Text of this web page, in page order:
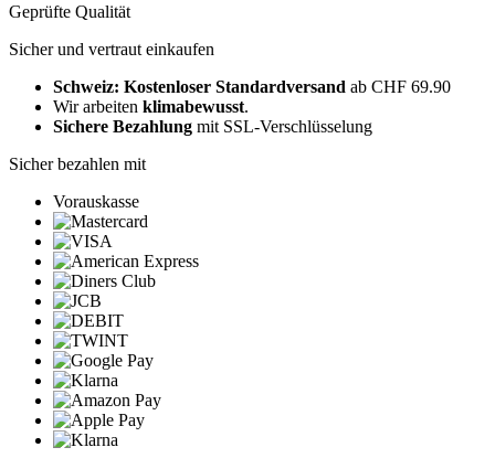
Geprüfte Qualität
Sicher und vertraut einkaufen
Schweiz: Kostenloser Standardversand ab CHF 69.90
Wir arbeiten klimabewusst.
Sichere Bezahlung mit SSL-Verschlüsselung
Sicher bezahlen mit
Vorauskasse